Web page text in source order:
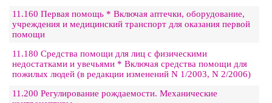
11.160 Первая помощь * Включая аптечки, оборудование,
учреждения и медицинский транспорт для оказания первой
помощи
11.180 Средства помощи для лиц с физическими
недостатками и увечьями * Включая средства помощи для
пожилых людей (в редакции изменений N 1/2003, N 2/2006)
11.200 Регулирование рождаемости. Механические